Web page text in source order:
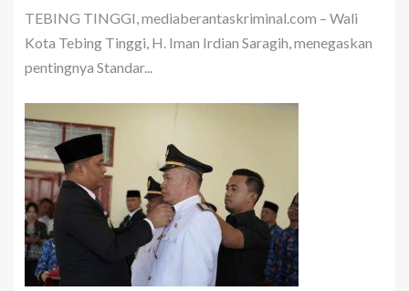
TEBING TINGGI, mediaberantaskriminal.com – Wali
Kota Tebing Tinggi, H. Iman Irdian Saragih, menegaskan
pentingnya Standar...